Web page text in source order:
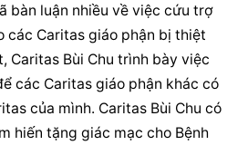
bàn luận nhiều về việc cứu trợ
các Caritas giáo phận bị thiệt
Caritas Bùi Chu trình bày việc
các Caritas giáo phận khác có
của mình. Caritas Bùi Chu có
hiến tặng giác mạc cho Bệnh